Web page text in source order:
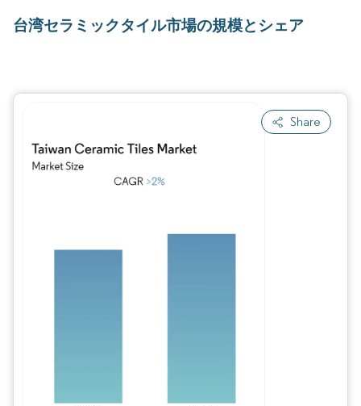
台湾セラミックタイル市場の規模とシェア
Share